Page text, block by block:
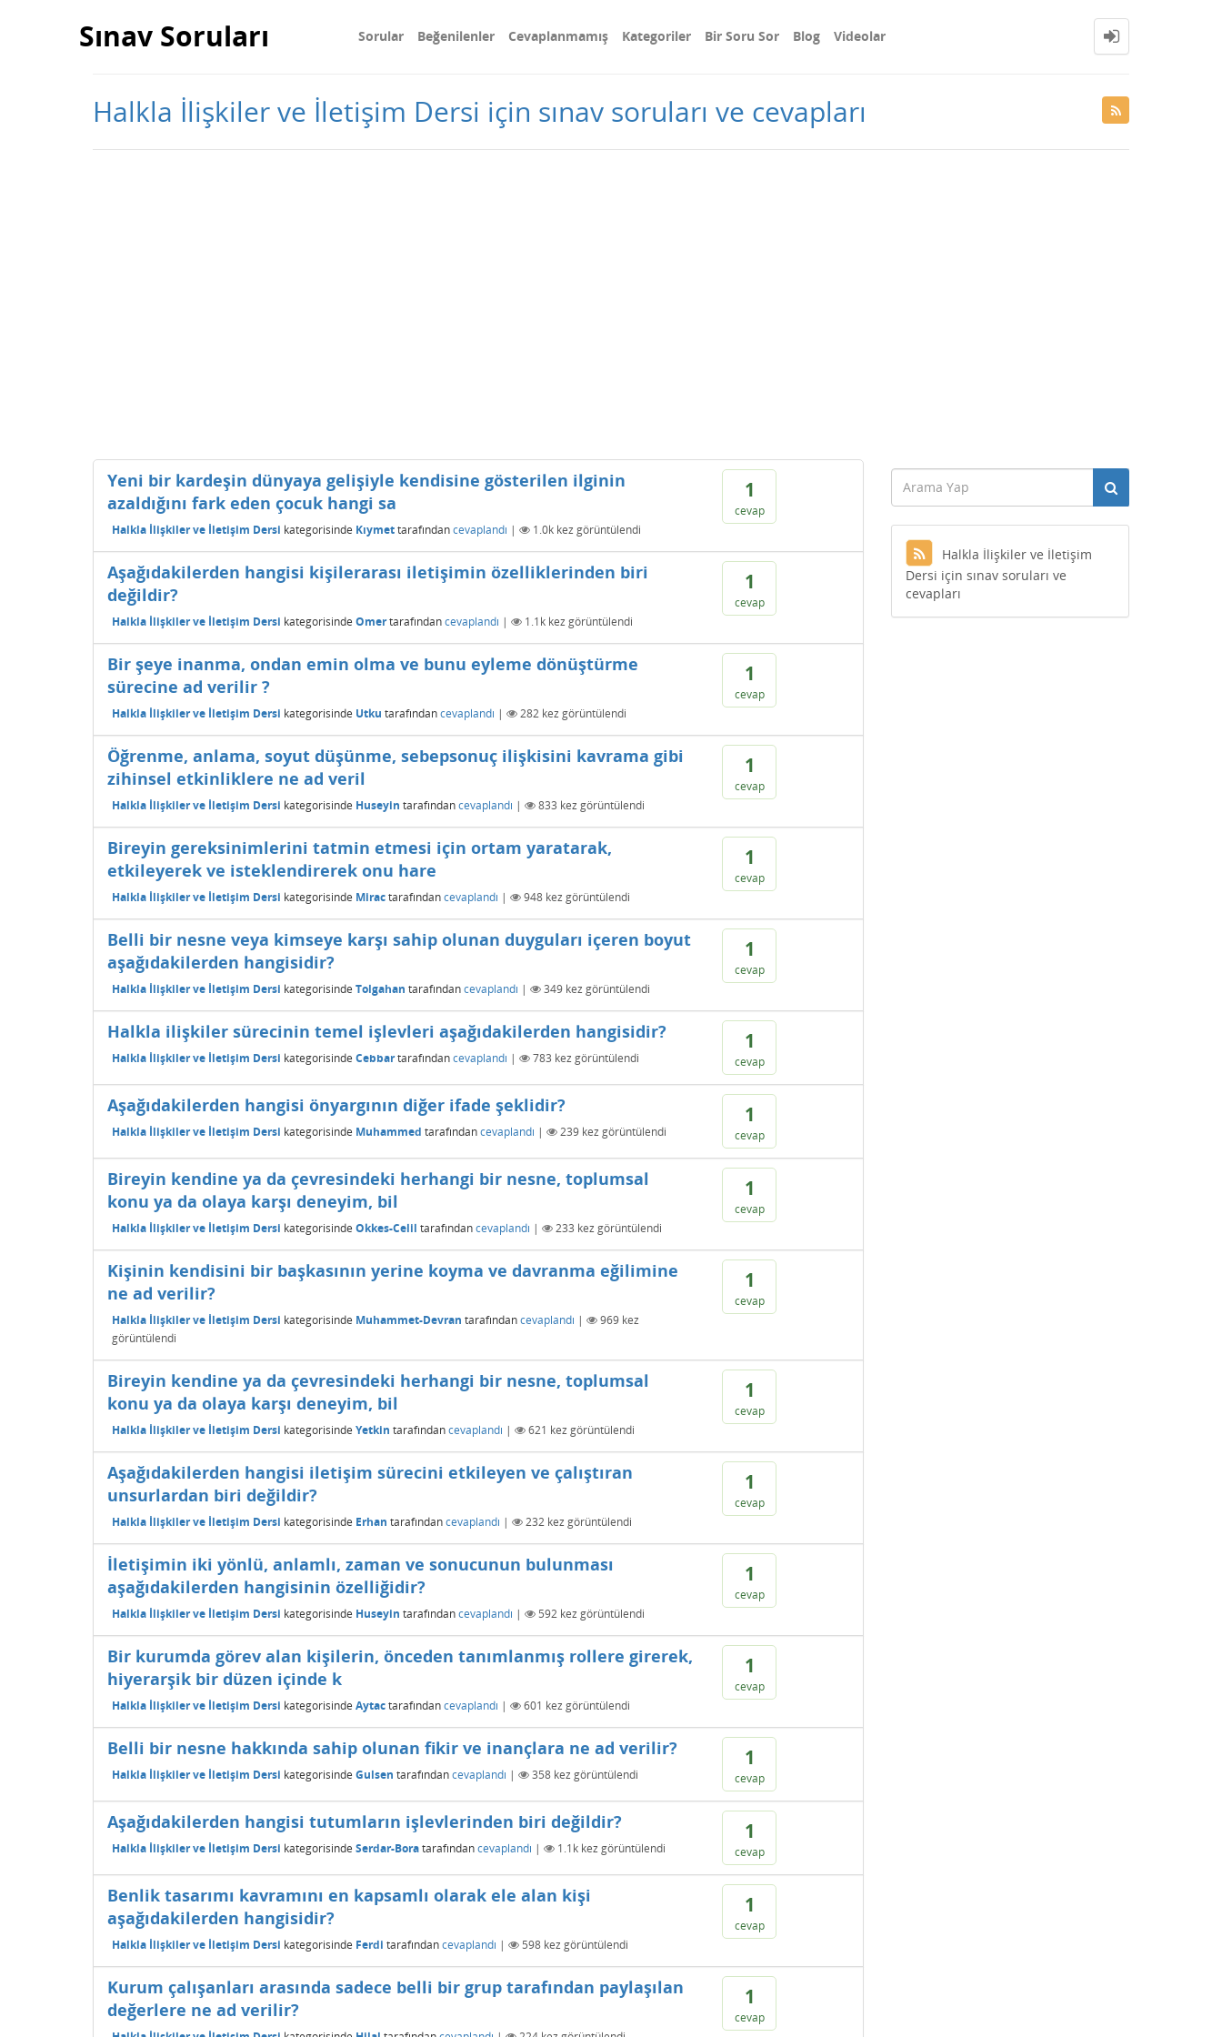
Sınav Soruları Sorular Beğenilenler Cevaplanmamış Kategoriler Bir Soru Sor Blog Videolar
Halkla İlişkiler ve İletişim Dersi için sınav soruları ve cevapları
1
cevap
Yeni bir kardeşin dünyaya gelişiyle kendisine gösterilen ilginin
azaldığını fark eden çocuk hangi sa
Halkla İlişkiler ve İletişim Dersi kategorisinde Kıymettarafındancevaplandı | 1.0k kez görüntülendi
1
cevap
Aşağıdakilerden hangisi kişilerarası iletişimin özelliklerinden biri
değildir?
Halkla İlişkiler ve İletişim Dersi kategorisinde Omertarafındancevaplandı | 1.1k kez görüntülendi
1
cevap
Bir şeye inanma, ondan emin olma ve bunu eyleme dönüştürme
sürecine ad verilir ?
Halkla İlişkiler ve İletişim Dersi kategorisinde Utku tarafındancevaplandı | 282 kez görüntülendi
1
cevap
Öğrenme, anlama, soyut düşünme, sebepsonuç ilişkisini kavrama gibi
zihinsel etkinliklere ne ad veril
Halkla İlişkiler ve İletişim Dersi kategorisinde Huseyin tarafındancevaplandı | 833 kez görüntülendi
1
cevap
Bireyin gereksinimlerini tatmin etmesi için ortam yaratarak,
etkileyerek ve isteklendirerek onu hare
Halkla İlişkiler ve İletişim Dersi kategorisinde Miractarafındancevaplandı | 948 kez görüntülendi
1
cevap
Belli bir nesne veya kimseye karşı sahip olunan duyguları içeren boyut
aşağıdakilerden hangisidir?
Halkla İlişkiler ve İletişim Dersi kategorisinde Tolgahan tarafındancevaplandı | 349 kez görüntülendi
1
cevap
Halkla ilişkiler sürecinin temel işlevleri aşağıdakilerden hangisidir?
Halkla İlişkiler ve İletişim Dersi kategorisinde Cebbartarafındancevaplandı | 783 kez görüntülendi
1
cevap
Aşağıdakilerden hangisi önyargının diğer ifade şeklidir?
Halkla İlişkiler ve İletişim Dersi kategorisinde Muhammed tarafındancevaplandı | 239 kez görüntülendi
1
cevap
Bireyin kendine ya da çevresindeki herhangi bir nesne, toplumsal
konu ya da olaya karşı deneyim, bil
Halkla İlişkiler ve İletişim Dersi kategorisinde Okkes-Celil tarafındancevaplandı | 233 kez görüntülendi
1
cevap
Kişinin kendisini bir başkasının yerine koyma ve davranma eğilimine
ne ad verilir?
Halkla İlişkiler ve İletişim Dersi kategorisinde Muhammet-Devran tarafındancevaplandı | 969 kez
görüntülendi
1
cevap
Bireyin kendine ya da çevresindeki herhangi bir nesne, toplumsal
konu ya da olaya karşı deneyim, bil
Halkla İlişkiler ve İletişim Dersi kategorisinde Yetkin tarafındancevaplandı | 621 kez görüntülendi
1
cevap
Aşağıdakilerden hangisi iletişim sürecini etkileyen ve çalıştıran
unsurlardan biri değildir?
Halkla İlişkiler ve İletişim Dersi kategorisinde Erhan tarafındancevaplandı | 232 kez görüntülendi
1
cevap
İletişimin iki yönlü, anlamlı, zaman ve sonucunun bulunması
aşağıdakilerden hangisinin özelliğidir?
Halkla İlişkiler ve İletişim Dersi kategorisinde Huseyin tarafındancevaplandı | 592 kez görüntülendi
1
cevap
Bir kurumda görev alan kişilerin, önceden tanımlanmış rollere girerek,
hiyerarşik bir düzen içinde k
Halkla İlişkiler ve İletişim Dersi kategorisinde Aytactarafındancevaplandı | 601 kez görüntülendi
1
cevap
Belli bir nesne hakkında sahip olunan fikir ve inançlara ne ad verilir?
Halkla İlişkiler ve İletişim Dersi kategorisinde Gulsen tarafındancevaplandı | 358 kez görüntülendi
1
cevap
Aşağıdakilerden hangisi tutumların işlevlerinden biri değildir?
Halkla İlişkiler ve İletişim Dersi kategorisinde Serdar-Boratarafındancevaplandı | 1.1k kez görüntülendi
1
cevap
Benlik tasarımı kavramını en kapsamlı olarak ele alan kişi
aşağıdakilerden hangisidir?
Halkla İlişkiler ve İletişim Dersi kategorisinde Ferdi tarafındancevaplandı | 598 kez görüntülendi
1
cevap
Kurum çalışanları arasında sadece belli bir grup tarafından paylaşılan
değerlere ne ad verilir?
Halkla İlişkiler ve İletişim
Dersi için sınav soruları ve
cevapları